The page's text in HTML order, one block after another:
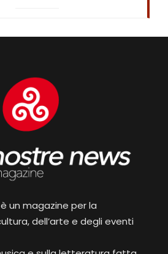
un magazine per la
dell’arte e degli eventi